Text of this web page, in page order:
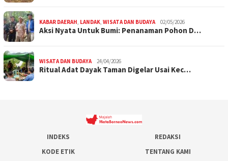
KABAR DAERAH, LANDAK, WISATA DAN BUDAYA 02/05/2026
Aksi Nyata Untuk Bumi: Penanaman Pohon D…
WISATA DAN BUDAYA 24/04/2026
Ritual Adat Dayak Taman Digelar Usai Kec…
INDEKS
REDAKSI
KODE ETIK
TENTANG KAMI